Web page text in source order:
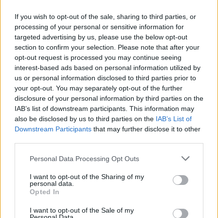
If you wish to opt-out of the sale, sharing to third parties, or
processing of your personal or sensitive information for
targeted advertising by us, please use the below opt-out
section to confirm your selection. Please note that after your
opt-out request is processed you may continue seeing
interest-based ads based on personal information utilized by
us or personal information disclosed to third parties prior to
your opt-out. You may separately opt-out of the further
disclosure of your personal information by third parties on the
IAB’s list of downstream participants. This information may
also be disclosed by us to third parties on the IAB’s List of
Downstream Participants that may further disclose it to other
Please note that this website/app uses one or more Google
not limited to your visit or usage behaviour. You may click to
grant or deny consent to Google and its third-party tags to
use your data for below specified purposes in below Google
consent section.
Personal Data Processing Opt Outs
I want to opt-out of the Sharing of my
personal data.
Opted In
I want to opt-out of the Sale of my
Bosszantó liftreklám, de nem úgy
ahogy elsőre gondolnád!